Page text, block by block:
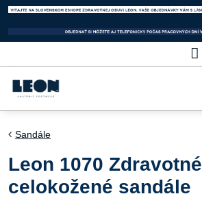
Sandále
Leon 1070 Zdravotné
celokožené sandále